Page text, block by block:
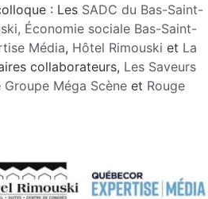
: Les SADC du Bas-Saint-
Économie sociale Bas-Saint-
Média, Hôtel Rimouski et La
collaborateurs, Les Saveurs
Groupe Méga Scène et Rouge